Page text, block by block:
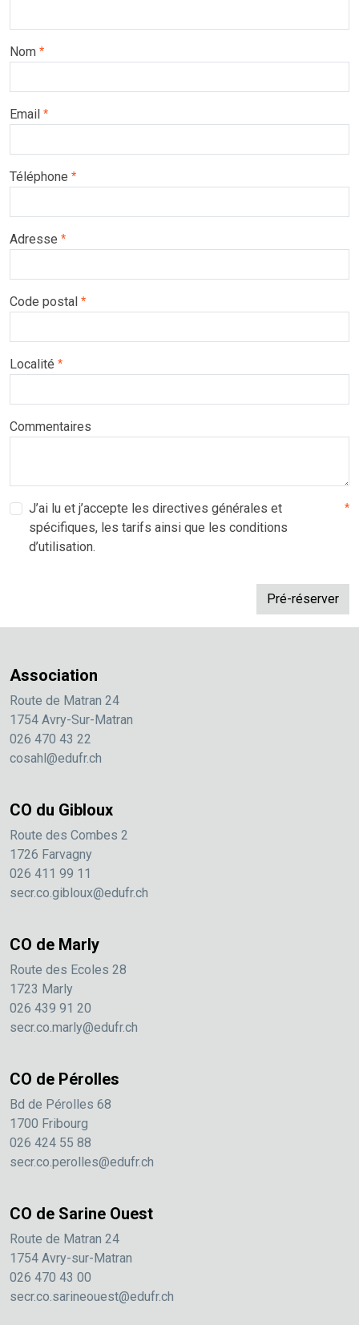
Nom *
Email *
Téléphone *
Adresse *
Code postal *
Localité *
Commentaires
J’ai lu et j’accepte les directives générales et
spécifiques, les tarifs ainsi que les conditions
d’utilisation.
*
Association
Route de Matran 24
1754 Avry-Sur-Matran
026 470 43 22
cosahl@edufr.ch
CO du Gibloux
Route des Combes 2
1726 Farvagny
026 411 99 11
secr.co.gibloux@edufr.ch
CO de Marly
Route des Ecoles 28
1723 Marly
026 439 91 20
secr.co.marly@edufr.ch
CO de Pérolles
Bd de Pérolles 68
1700 Fribourg
026 424 55 88
secr.co.perolles@edufr.ch
CO de Sarine Ouest
Route de Matran 24
1754 Avry-sur-Matran
026 470 43 00
secr.co.sarineouest@edufr.ch